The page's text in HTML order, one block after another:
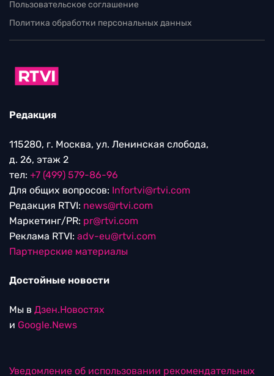
Пользовательское соглашение
Политика обработки персональных данных
Редакция
115280, г. Москва, ул. Ленинская слобода,
д. 26, этаж 2
тел: +7 (499) 579-86-96
Для общих вопросов: Infortvi@rtvi.com
Редакция RTVI: news@rtvi.com
Маркетинг/PR: pr@rtvi.com
Реклама RTVI: adv-eu@rtvi.com
Партнерские материалы
Достойные новости
Мы в Дзен.Новостях
и Google.News
Уведомление об использовании рекомендательных